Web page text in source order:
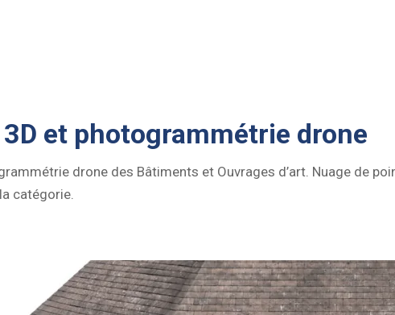
et photogrammétrie drone
drone des Bâtiments et Ouvrages d’art. Nuage de
catégorie.